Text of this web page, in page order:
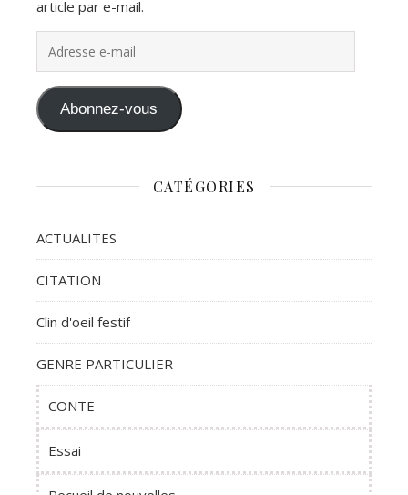
article par e-mail.
Abonnez-vous
CATÉGORIES
ACTUALITES
CITATION
Clin d'oeil festif
GENRE PARTICULIER
CONTE
Essai